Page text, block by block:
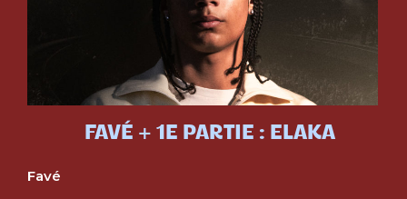
FAVÉ + 1E PARTIE : ELAKA
Favé